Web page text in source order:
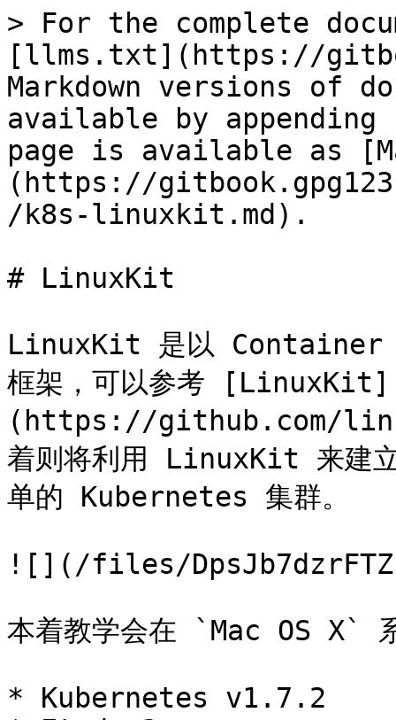
> For the complete
[llms.txt](https://
Markdown versions of
available by
page is available as
(https://
/k8s-linuxkit.md).
# LinuxKit
LinuxKit 是以 Container
框架，可以参考 [LinuxKit]
(https://github.com/
着则将利用 LinuxKit 来建
单的 Kubernetes 集群。
![](/files/
本着教学会在 `Mac OS X`
* Kubernetes v1.7.2